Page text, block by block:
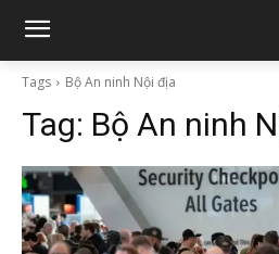
Tags Bộ An ninh Nội địa
Tag: Bộ An ninh